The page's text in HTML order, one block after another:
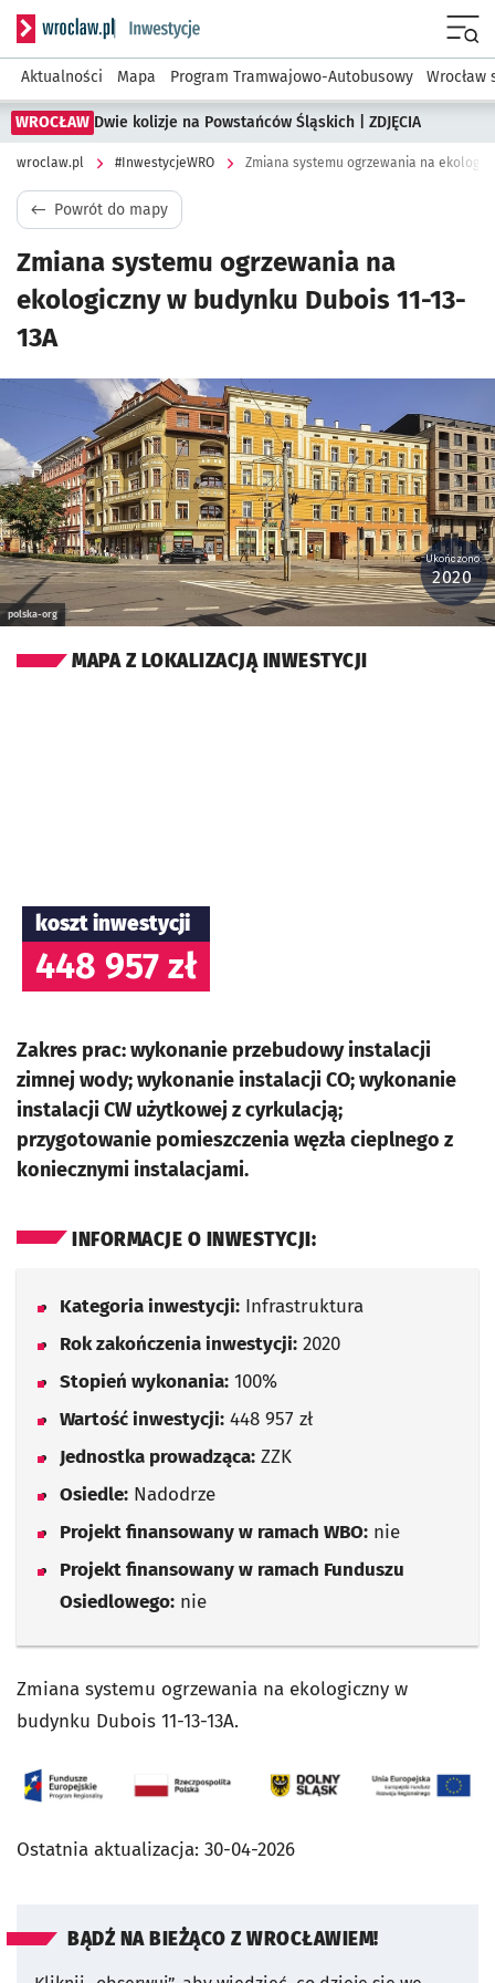
Serwis informacyjny wroclaw.pl podserwis:
Aktualności Mapa Program Tramwajowo-Autobusowy Wrocław
WROCŁAW Dwie kolizje na Powstańców Śląskich | ZDJĘCIA
wroclaw.pl #InwestycjeWRO Zmiana systemu ogrzewania na
Powrót do mapy
Zmiana systemu ogrzewania na
ekologiczny w budynku Dubois 11-13-
13A
Kliknij, aby powiększyć
polska-org
Ukończono:
2020
MAPA Z LOKALIZACJĄ INWESTYCJI
koszt inwestycji
448 957 zł
Zakres prac: wykonanie przebudowy instalacji
zimnej wody; wykonanie instalacji CO; wykonanie
instalacji CW użytkowej z cyrkulacją;
przygotowanie pomieszczenia węzła cieplnego z
koniecznymi instalacjami.
INFORMACJE O INWESTYCJI:
Kategoria inwestycji: Infrastruktura
Rok zakończenia inwestycji: 2020
Stopień wykonania: 100%
Wartość inwestycji: 448 957 zł
Jednostka prowadząca: ZZK
Osiedle: Nadodrze
Projekt finansowany w ramach WBO: nie
Projekt finansowany w ramach Funduszu
Osiedlowego: nie
Zmiana systemu ogrzewania na ekologiczny w
budynku Dubois 11-13-13A.
Ostatnia aktualizacja: 30-04-2026
BĄDŹ NA BIEŻĄCO Z WROCŁAWIEM!